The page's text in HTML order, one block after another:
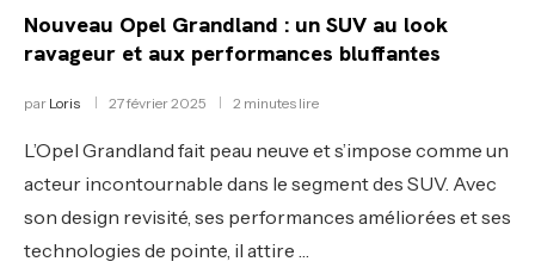
Nouveau Opel Grandland : un SUV au look
ravageur et aux performances bluffantes
par Loris 27 février 2025 2 minutes lire
L’Opel Grandland fait peau neuve et s’impose comme un
acteur incontournable dans le segment des SUV. Avec
son design revisité, ses performances améliorées et ses
technologies de pointe, il attire …